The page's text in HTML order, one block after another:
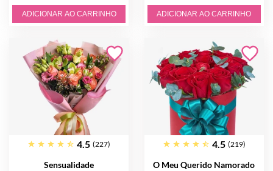
ADICIONAR AO CARRINHO ADICIONAR AO CARRINHO
4.5 (227)
Sensualidade
4.5 (219)
O Meu Querido Namorado